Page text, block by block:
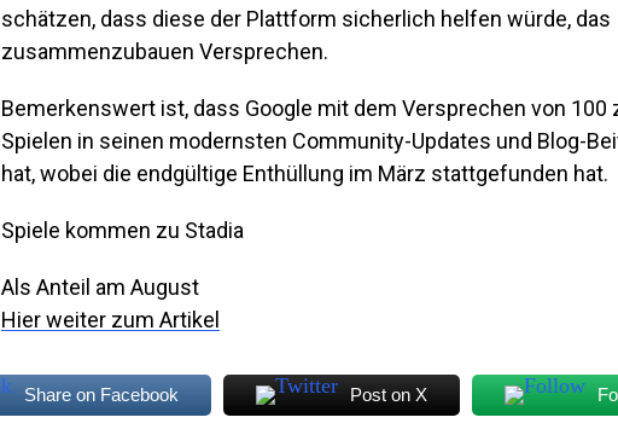
schätzen, dass diese der Plattform sicherlich helfen würde, das
zusammenzubauen Versprechen.
Bemerkenswert ist, dass Google mit dem Versprechen von
Spielen in seinen modernsten Community-Updates und Blog-
hat, wobei die endgültige Enthüllung im März stattgefunden hat.
Spiele kommen zu Stadia
Als Anteil am August
Hier weiter zum Artikel
Share on Facebook Post on X